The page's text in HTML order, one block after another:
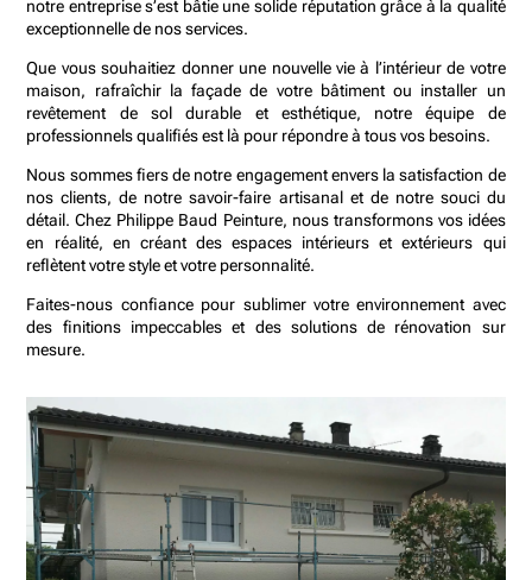
notre entreprise s’est bâtie une solide réputation grâce à la qualité
exceptionnelle de nos services.
Que vous souhaitiez donner une nouvelle vie à l’intérieur de votre
maison, rafraîchir la façade de votre bâtiment ou installer un
revêtement de sol durable et esthétique, notre équipe de
professionnels qualifiés est là pour répondre à tous vos besoins.
Nous sommes fiers de notre engagement envers la satisfaction de
nos clients, de notre savoir-faire artisanal et de notre souci du
détail. Chez Philippe Baud Peinture, nous transformons vos idées
en réalité, en créant des espaces intérieurs et extérieurs qui
reflètent votre style et votre personnalité.
Faites-nous confiance pour sublimer votre environnement avec
des finitions impeccables et des solutions de rénovation sur
mesure.